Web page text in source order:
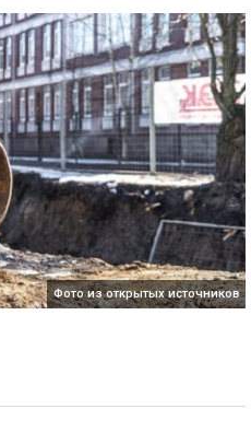
Фото из открытых источников